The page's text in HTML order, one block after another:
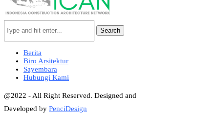
Search
Berita
Biro Arsitektur
Sayembara
Hubungi Kami
@2022 - All Right Reserved. Designed and
Developed by PenciDesign